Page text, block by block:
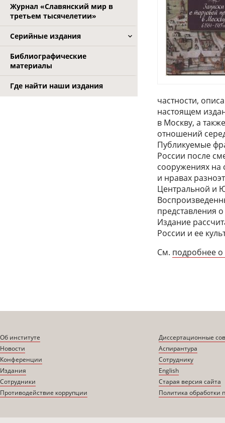
Журнал «Славянский мир в
третьем тысячелетии»
Серийные издания
Библиографические
материалы
Где найти наши издания
частности,
настоящем
в Москву, а
отношений
Публикуемые
России после
сооружениях на
и нравах
Центральной и
представления
Издание
России и ее
См. подробнее о
Об институте
Новости
Конференции
Издания
Сотрудники
Противодействие коррупции
Диссертационные
Аспирантура
Сотруднику
English
Старая версия сайта
Политика обработки